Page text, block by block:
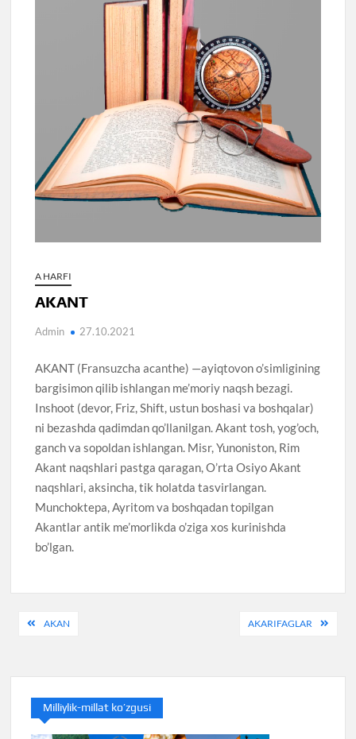
A HARFI
AKANT
Admin 27.10.2021
AKANT (Fransuzcha acanthe) —ayiqtovon o’simligining
bargisimon qilib ishlangan me’moriy naqsh bezagi.
Inshoot (devor, Friz, Shift, ustun boshasi va boshqalar)
ni bezashda qadimdan qo’llanilgan. Akant tosh, yog’och,
ganch va sopoldan ishlangan. Misr, Yunoniston, Rim
Akant naqshlari pastga qaragan, O’rta Osiyo Akant
naqshlari, aksincha, tik holatda tasvirlangan.
Munchoktepa, Ayritom va boshqadan topilgan
Akantlar antik me’morlikda o’ziga xos kurinishda
bo’lgan.
PostAKAN AKARIFAGLAR
Milliylik-millat ko’zgusi